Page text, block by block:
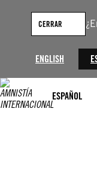
ENGLISH
CERRAR
ESPAÑOL